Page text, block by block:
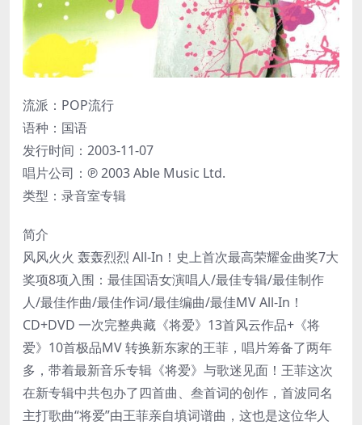
流派：POP流行
语种：国语
发行时间：2003-11-07
唱片公司：℗ 2003 Able Music Ltd.
类型：录音室专辑
简介
风风火火 轰轰烈烈 All-In！史上首次最高荣耀金曲奖7大
奖项8项入围：最佳国语女演唱人/最佳专辑/最佳制作
人/最佳作曲/最佳作词/最佳编曲/最佳MV All-In！
CD+DVD 一次完整典藏《将爱》13首风云作品+《将
爱》10首极品MV 转换新东家的王菲，唱片筹备了两年
多，带着最新音乐专辑《将爱》与歌迷见面！王菲这次
在新专辑中共包办了四首曲、叁首词的创作，首波同名
主打歌曲“将爱”由王菲亲自填词谱曲，这也是这位华人